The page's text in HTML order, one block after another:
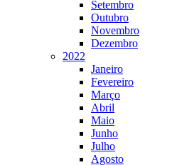
Setembro
Outubro
Novembro
Dezembro
2022
Janeiro
Fevereiro
Março
Abril
Maio
Junho
Julho
Agosto